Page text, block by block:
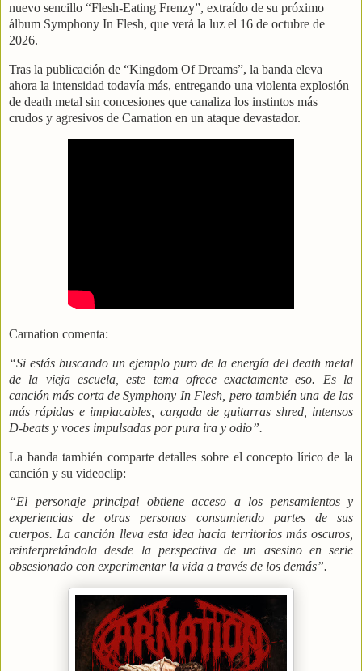
nuevo sencillo “Flesh-Eating Frenzy”, extraído de su próximo
álbum Symphony In Flesh, que verá la luz el 16 de octubre de
2026.
Tras la publicación de “Kingdom Of Dreams”, la banda eleva
ahora la intensidad todavía más, entregando una violenta explosión
de death metal sin concesiones que canaliza los instintos más
crudos y agresivos de Carnation en un ataque devastador.
Carnation comenta:
“Si estás buscando un ejemplo puro de la energía del death metal
de la vieja escuela, este tema ofrece exactamente eso. Es la
canción más corta de Symphony In Flesh, pero también una de las
más rápidas e implacables, cargada de guitarras shred, intensos
D-beats y voces impulsadas por pura ira y odio”.
La banda también comparte detalles sobre el concepto lírico de la
canción y su videoclip:
“El personaje principal obtiene acceso a los pensamientos y
experiencias de otras personas consumiendo partes de sus
cuerpos. La canción lleva esta idea hacia territorios más oscuros,
reinterpretándola desde la perspectiva de un asesino en serie
obsesionado con experimentar la vida a través de los demás”.